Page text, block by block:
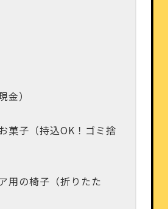
金）
菓子（持込OK！ゴミ捨
用の椅子（折りたた